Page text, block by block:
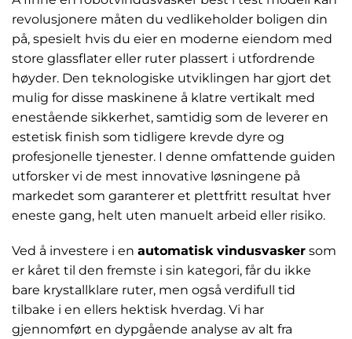
revolusjonere måten du vedlikeholder boligen din
på, spesielt hvis du eier en moderne eiendom med
store glassflater eller ruter plassert i utfordrende
høyder. Den teknologiske utviklingen har gjort det
mulig for disse maskinene å klatre vertikalt med
enestående sikkerhet, samtidig som de leverer en
estetisk finish som tidligere krevde dyre og
profesjonelle tjenester. I denne omfattende guiden
utforsker vi de mest innovative løsningene på
markedet som garanterer et plettfritt resultat hver
eneste gang, helt uten manuelt arbeid eller risiko.
Ved å investere i en automatisk vindusvasker som
er kåret til den fremste i sin kategori, får du ikke
bare krystallklare ruter, men også verdifull tid
tilbake i en ellers hektisk hverdag. Vi har
gjennomført en dypgående analyse av alt fra